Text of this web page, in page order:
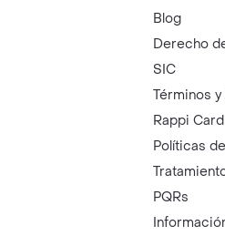
Blog
Derecho
SIC
Términos
Rappi Card
Políticas
PQRs